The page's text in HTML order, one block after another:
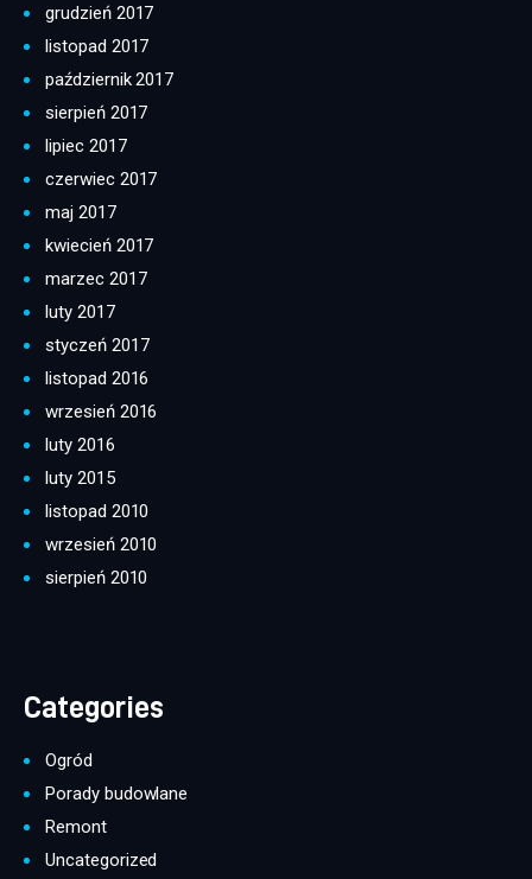
grudzień 2017
listopad 2017
październik 2017
sierpień 2017
lipiec 2017
czerwiec 2017
maj 2017
kwiecień 2017
marzec 2017
luty 2017
styczeń 2017
listopad 2016
wrzesień 2016
luty 2016
luty 2015
listopad 2010
wrzesień 2010
sierpień 2010
Categories
Ogród
Porady budowlane
Remont
Uncategorized